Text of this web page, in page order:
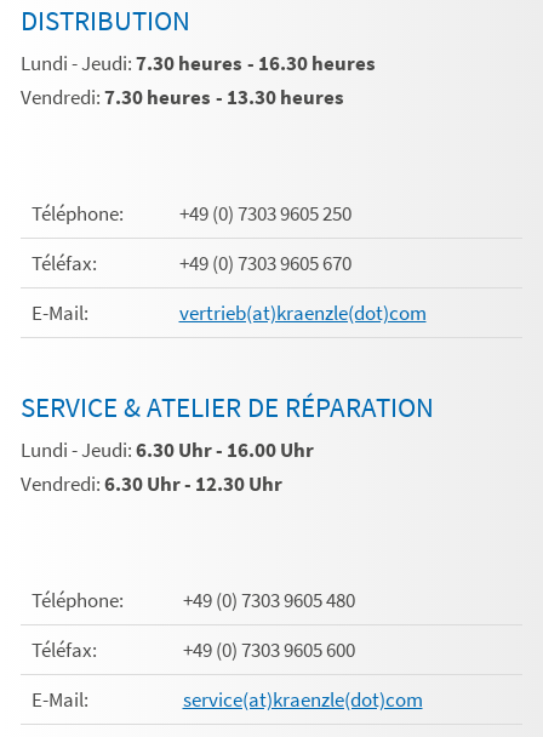
DISTRIBUTION
Lundi - Jeudi:7.30 heures - 16.30 heures
Vendredi:7.30 heures - 13.30 heures
Téléphone:
+49 (0) 7303 9605 250
Téléfax:
+49 (0) 7303 9605 670
E-Mail:
vertrieb(at)kraenzle(dot)com
SERVICE & ATELIER DE RÉPARATION
Lundi - Jeudi:6.30 Uhr - 16.00 Uhr
Vendredi:6.30 Uhr - 12.30 Uhr
Téléphone:
+49 (0) 7303 9605 480
Téléfax:
+49 (0) 7303 9605 600
E-Mail:
service(at)kraenzle(dot)com